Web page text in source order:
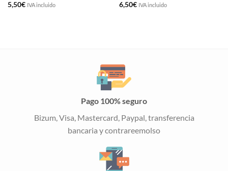
5,50€ IVA incluido
6,50€ IVA incluido
Pago 100% seguro
Bizum, Visa, Mastercard, Paypal, transferencia
bancaria y contrareemolso